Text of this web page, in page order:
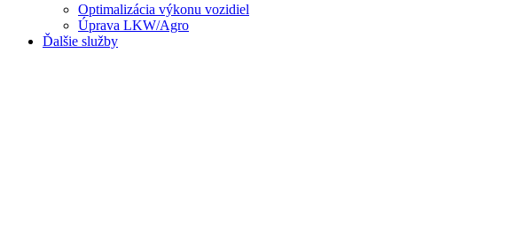
Optimalizácia výkonu vozidiel
Úprava LKW/Agro
Ďalšie služby